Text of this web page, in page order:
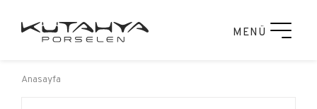
MENÜ
Anasayfa